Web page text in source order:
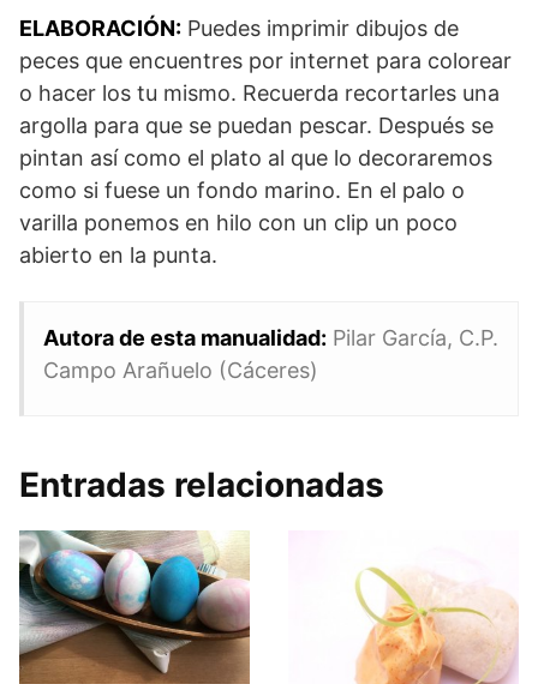
ELABORACIÓN: Puedes imprimir dibujos de
peces que encuentres por internet para colorear
o hacer los tu mismo. Recuerda recortarles una
argolla para que se puedan pescar. Después se
pintan así como el plato al que lo decoraremos
como si fuese un fondo marino. En el palo o
varilla ponemos en hilo con un clip un poco
abierto en la punta.
Autora de esta manualidad: Pilar García, C.P.
Campo Arañuelo (Cáceres)
Entradas relacionadas